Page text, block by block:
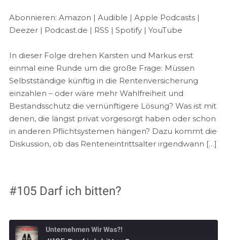
RSS FEED
LINK
EMBED
Abonnieren: Amazon | Audible | Apple Podcasts|
Deezer| Podcast.de | RSS | Spotify| YouTube
In dieser Folge drehen Karsten und Markus erst
einmal eine Runde um die große Frage: Müssen
Selbstständige künftig in die Rentenversicherung
einzahlen – oder wäre mehr Wahlfreiheit und
Bestandsschutz die vernünftigere Lösung? Was ist mit
denen, die längst privat vorgesorgt haben oder schon
in anderen Pflichtsystemen hängen? Dazu kommt die
Diskussion, ob das Renteneintrittsalter irgendwann […]
#105 Darf ich bitten?
Unternehmen Wir Was?!